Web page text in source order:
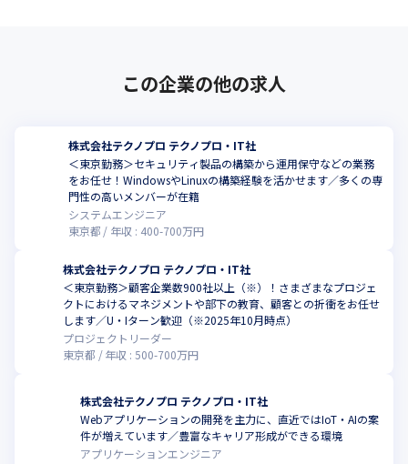
この企業の他の求人
株式会社テクノプロ テクノプロ・IT社
＜東京勤務＞セキュリティ製品の構築から運用保守などの業務
をお任せ！WindowsやLinuxの構築経験を活かせます／多くの専
門性の高いメンバーが在籍
システムエンジニア
東京都
年収 : 400-700万円
株式会社テクノプロ テクノプロ・IT社
＜東京勤務＞顧客企業数900社以上（※）！さまざまなプロジェ
クトにおけるマネジメントや部下の教育、顧客との折衝をお任せ
します／U・Iターン歓迎（※2025年10月時点）
プロジェクトリーダー
東京都
年収 :500-700万円
株式会社テクノプロ テクノプロ・IT社
Webアプリケーションの開発を主力に、直近ではIoT・AIの案
件が増えています／豊富なキャリア形成ができる環境
アプリケーションエンジニア